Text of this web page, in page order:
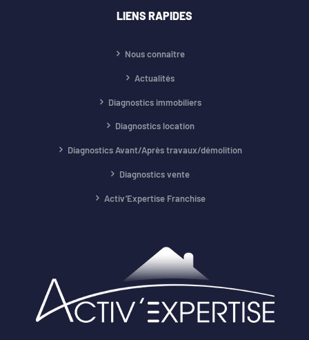
LIENS RAPIDES
Nous connaître
Actualités
Diagnostics immobiliers
Diagnostics location
Diagnostics Avant/Après travaux/démolition
Diagnostics vente
Activ’Expertise Franchise